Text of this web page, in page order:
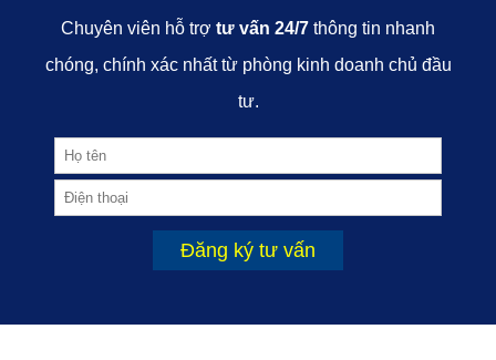
Chuyên viên hỗ trợ tư vấn 24/7 thông tin nhanh
chóng, chính xác nhất từ phòng kinh doanh chủ đầu
tư.
Đăng ký tư vấn